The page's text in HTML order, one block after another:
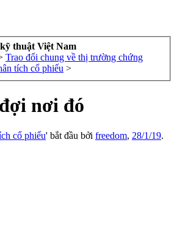
thuật Việt Nam
Trao đổi chung về thị trường chứng
tích cổ phiếu >
nơi đó
cổ phiếu' bắt đầu bởi freedom, 28/1/19.